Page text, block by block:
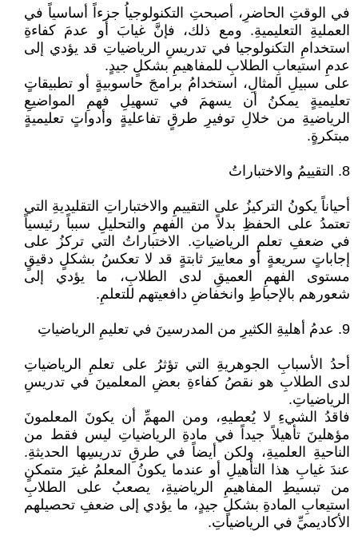
في الوقتِ الحاضرِ، أصبحتِ التكنولوجياُ جزءاً أساسياً في
العمليةِ التعليميةِ. ومع ذلك، فإنَّ غيابَ أو عدمَ كفاءةِ
استخدامِ التكنولوجيا في تدريسِ الرياضياتِ قد يؤدي إلى
عدمِ استيعابِ الطلابِ للمفاهيمِ بشكلٍ جيدٍ.
على سبيلِ المثالِ، استخدامُ برامجَ حاسوبيةٍ أو تطبيقاتٍ
تعليميةٍ يمكنُ أن يسهمَ في تسهيلِ فهمِ المواضيعِ
الرياضيةِ من خلالِ توفيرِ طرقٍ تفاعليةٍ وأدواتٍ تعليميةٍ
مبتكرةٍ.
8. التقييمُ والاختباراتُ
أحياناً يكونُ التركيزُ على التقييمِ والاختباراتِ التقليديةِ التي
تعتمدُ على الحفظِ بدلاً من الفهمِ والتحليلِ سبباً رئيسياً
في ضعفِ تعلمِ الرياضياتِ. الاختباراتُ التي تركزُ على
إجاباتٍ سريعةٍ أو معاييرَ ثابتةٍ قد لا تعكسُ بشكلٍ دقيقٍ
مستوى الفهمِ العميقِ لدى الطلابِ، ما يؤدي إلى
شعورهم بالإحباطِ وانخفاضِ دافعيتهم للتعلمِ.
9. عدمُ أهليةِ الكثيرِ من المدرسينَ في تعليمِ الرياضياتِ
أحدُ الأسبابِ الجوهريةِ التي تؤثرُ على تعلمِ الرياضياتِ
لدى الطلابِ هو نقصُ كفاءةِ بعضِ المعلمينَ في تدريسِ
الرياضياتِ.
فاقدُ الشيءِ لا يُعطيهِ، ومن المهمِّ أن يكونَ المعلمونَ
مؤهلينَ تأهيلاً جيداً في مادةِ الرياضياتِ ليس فقط من
الناحيةِ العلميةِ، ولكن أيضاً في طرقِ تدريسِها الحديثةِ.
عندَ غيابِ هذا التأهيلِ أو عندما يكونُ المعلمُ غيرَ متمكنٍ
من تبسيطِ المفاهيمِ الرياضيةِ، يصعبُ على الطلابِ
استيعابِ المادةِ بشكلٍ جيدٍ، ما يؤدي إلى ضعفِ تحصيلهم
الأكاديميِّ في الرياضياتِ.